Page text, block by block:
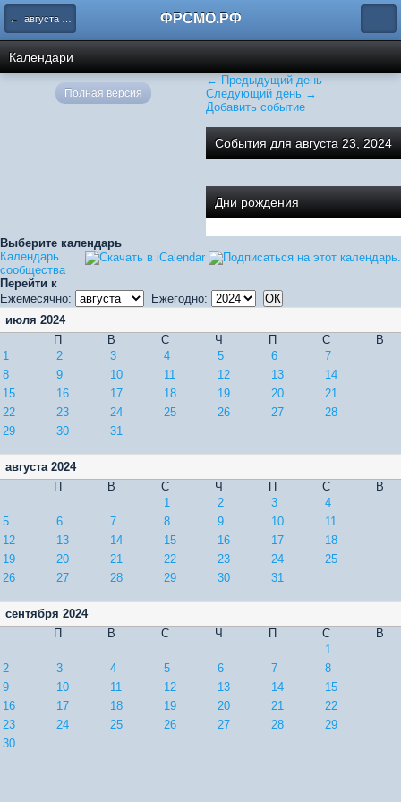
← августа 2024 ФРСМО.РФ
Календари
← Предыдущий день
Следующий день →
Добавить событие
События для августа 23, 2024
Дни рождения
Выберите календарь
Календарь
сообщества
Перейти к
Ежемесячно:
Ежегодно:
июля 2024
П
В С Ч П С
В
1
2 3 4 5 6
7
8
9 10 11 12 13
14
15
16 17 18 19 20
21
22
23 24 25 26 27
28
29
30 31
августа 2024
П
В С Ч П С
В
1
2 3
4
5
6 7 8 9 10
11
12
13 14 15 16 17
18
19
20 21 22 23 24
25
26
27 28 29 30 31
сентября 2024
П
В С Ч П С
В
1
2
3 4 5 6 7
8
9
10 11 12 13 14
15
16
17 18 19 20 21
22
23
24 25 26 27 28
29
30
Полная версия